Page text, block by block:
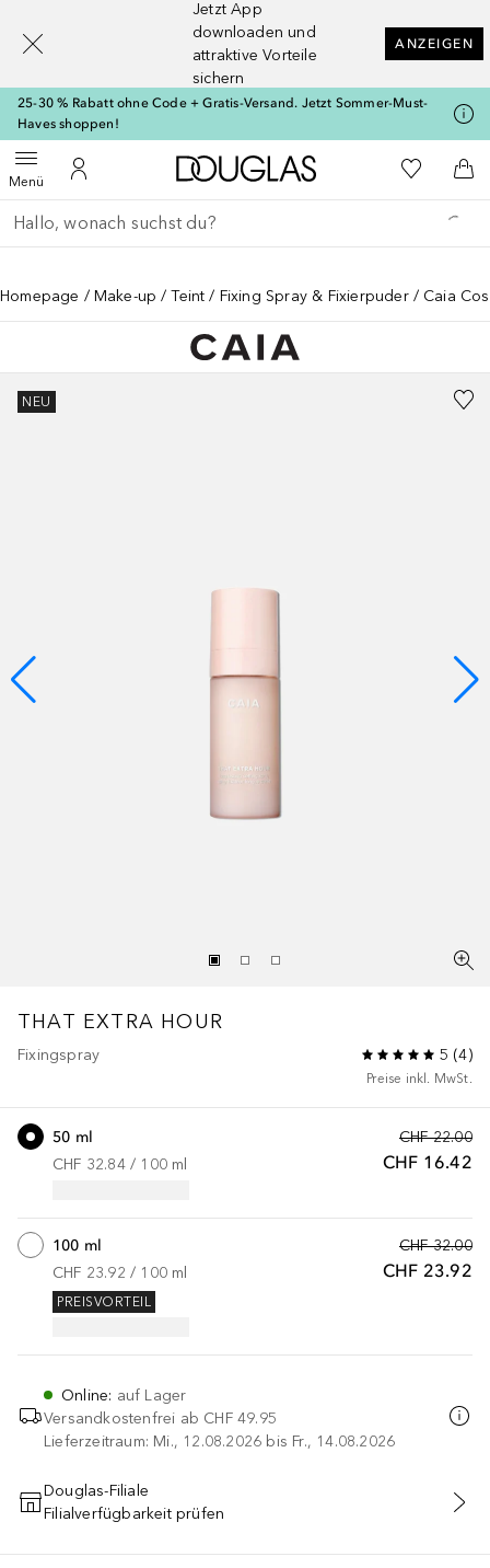
Jetzt App
downloaden und
attraktive Vorteile
sichern
ANZEIGEN
25-30 % Rabatt ohne Code + Gratis-Versand. Jetzt Sommer-Must-
Haves shoppen!
MenüMenü öffnenZu Meinem Kundenkonto
Zur Douglas Startseite
Zu Meiner
Gehe zurück
Suche ausführen
Homepage Make-up Teint Fixing Spray & Fixierpuder Caia
NEU
THAT EXTRA HOUR
Fixingspray 5 (4)
Preise inkl. MwSt.
CHF 22.00
CHF 16.42
50 ml
CHF 32.84 / 100 ml
CHF 32.00
CHF 23.92
100 ml
CHF 23.92 / 100 ml
PREISVORTEIL
Online: auf Lager
Versandkostenfrei ab CHF 49.95
Lieferzeitraum: Mi., 12.08.2026 bis Fr., 14.08.2026
IN DEN WARENKORB
Douglas-Filiale
Filialverfügbarkeit prüfen
[navigation.slideout.screenreader]